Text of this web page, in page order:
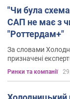
"Чи була
САП не має з
"Роттердам+"
За словами
призначені
залежить
Ринки та компанії